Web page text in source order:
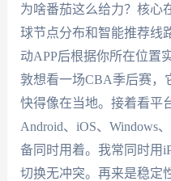
为啥番茄这么给力？核心
球节点分布和智能推荐线
动APP后根据你所在位置
敦想看一场CBA季后赛，
快得像在当地。接着看平
Android、iOS、Windows
备同时用着。我常同时用
切换无冲突。再来是稳定